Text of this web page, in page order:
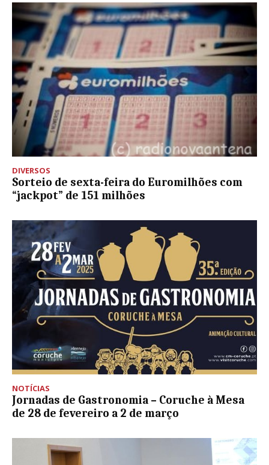
DIVERSOS
Sorteio de sexta-feira do Euromilhões com
“jackpot” de 151 milhões
NOTÍCIAS
Jornadas de Gastronomia – Coruche à Mesa
de 28 de fevereiro a 2 de março